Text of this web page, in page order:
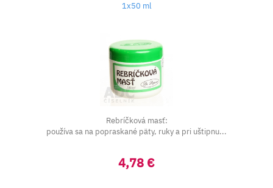
1x50 ml
Rebríčková masť:
používa sa na popraskané päty, ruky a pri uštipnu...
4,78 €